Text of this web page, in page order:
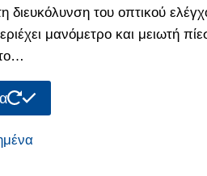
διευκόλυνση του οπτικού
μανόμετρο και μειωτή